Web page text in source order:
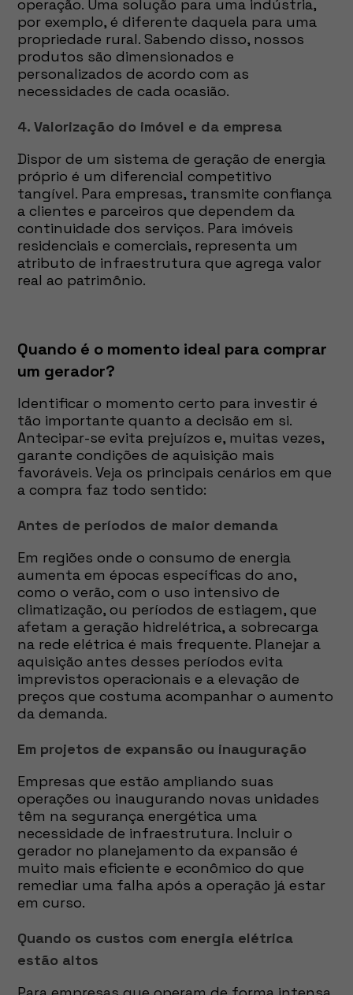
operação. Uma solução para uma indústria,
por exemplo, é diferente daquela para uma
propriedade rural. Sabendo disso, nossos
produtos são dimensionados e
personalizados de acordo com as
necessidades de cada ocasião.
4. Valorização do imóvel e da empresa
Dispor de um sistema de geração de energia
próprio é um diferencial competitivo
tangível. Para empresas, transmite confiança
a clientes e parceiros que dependem da
continuidade dos serviços. Para imóveis
residenciais e comerciais, representa um
atributo de infraestrutura que agrega valor
real ao patrimônio.
Quando é o momento ideal para comprar
um gerador?
Identificar o momento certo para investir é
tão importante quanto a decisão em si.
Antecipar-se evita prejuízos e, muitas vezes,
garante condições de aquisição mais
favoráveis. Veja os principais cenários em que
a compra faz todo sentido:
Antes de períodos de maior demanda
Em regiões onde o consumo de energia
aumenta em épocas específicas do ano,
como o verão, com o uso intensivo de
climatização, ou períodos de estiagem, que
afetam a geração hidrelétrica, a sobrecarga
na rede elétrica é mais frequente. Planejar a
aquisição antes desses períodos evita
imprevistos operacionais e a elevação de
preços que costuma acompanhar o aumento
da demanda.
Em projetos de expansão ou inauguração
Empresas que estão ampliando suas
operações ou inaugurando novas unidades
têm na segurança energética uma
necessidade de infraestrutura. Incluir o
gerador no planejamento da expansão é
muito mais eficiente e econômico do que
remediar uma falha após a operação já estar
em curso.
Quando os custos com energia elétrica
estão altos